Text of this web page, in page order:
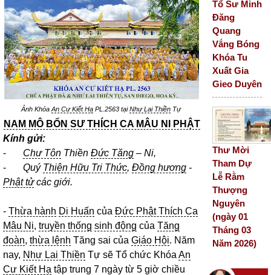
Ảnh Khóa An Cư Kiết HạPL.2563 tạiNhư Lai ThiềnTự
NAM MÔ BỔN SƯ THÍCH CA MÂU NI PHẬT
Kính gửi:
- Chư Tôn Thiền Đức Tăng – Ni,
- Quý Thiện Hữu Tri Thức, Đồng hương -
Phật tửcác giới.
- Thừa hành Di Huấn của Đức Phật Thích Ca
Mâu Ni, truyền thống sinh động của Tăng
đoàn, thừa lệnh Tăng sai của Giáo Hội. Năm
nay, Như Lai Thiền Tự sẽ Tổ chức Khóa An
Cư Kiết Hạ tập trung 7 ngày từ 5 giờ chiều
Tổ Sư Minh
Đăng
Quang
Vắng Bóng
Khóa Tu
Xuất Gia
Gieo Duyên
Thư Mời
Tham Dự
Lễ Rằm
Thượng
Nguyên
(ngày 01
Tháng 03
Năm 2026)